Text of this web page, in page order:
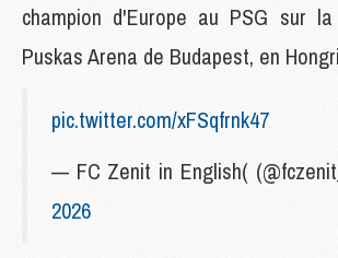
champion d'Europe au PSG sur
Puskas Arena de Budapest, en
pic.twitter.com/xFSqfrnk47
— FC Zenit in English(
2026